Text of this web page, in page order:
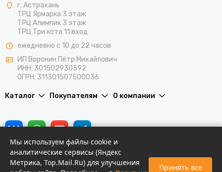
г. Астрахань
ТРЦ Ярмарка 3 этаж
ТРЦ Алимпик 3 этаж
ТРЦ Три кота 11 вход
ежедневно с 10 до 22 часов
ИП Воронин Пётр Михайлович
ИНН: 301502930592
ОГРН: 311301507500036
Каталог Покупателям О компании
Мы используем файлы cookie и
аналитические сервисы (Яндекс
Метрика, Top.Mail.Ru) для улучшения
Принять все